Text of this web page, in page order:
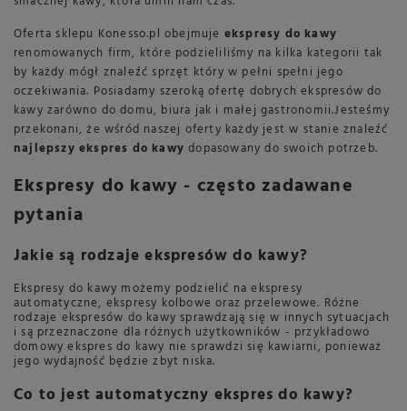
Oferta sklepu Konesso.pl obejmuje ekspresy do kawy
renomowanych firm, które podzieliliśmy na kilka kategorii tak
by każdy mógł znaleźć sprzęt który w pełni spełni jego
oczekiwania. Posiadamy szeroką ofertę dobrych ekspresów do
kawy zarówno do domu, biura jak i małej gastronomii.Jesteśmy
przekonani, że wśród naszej oferty każdy jest w stanie znaleźć
najlepszy ekspres do kawy dopasowany do swoich potrzeb.
Ekspresy do kawy - często zadawane
pytania
Jakie są rodzaje ekspresów do kawy?
Ekspresy do kawy możemy podzielić na ekspresy
automatyczne, ekspresy kolbowe oraz przelewowe. Różne
rodzaje ekspresów do kawy sprawdzają się w innych sytuacjach
i są przeznaczone dla różnych użytkowników - przykładowo
domowy ekspres do kawy nie sprawdzi się kawiarni, ponieważ
jego wydajność będzie zbyt niska.
Co to jest automatyczny ekspres do kawy?